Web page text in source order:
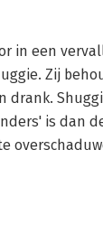
in een
Zij
drank.
is dan